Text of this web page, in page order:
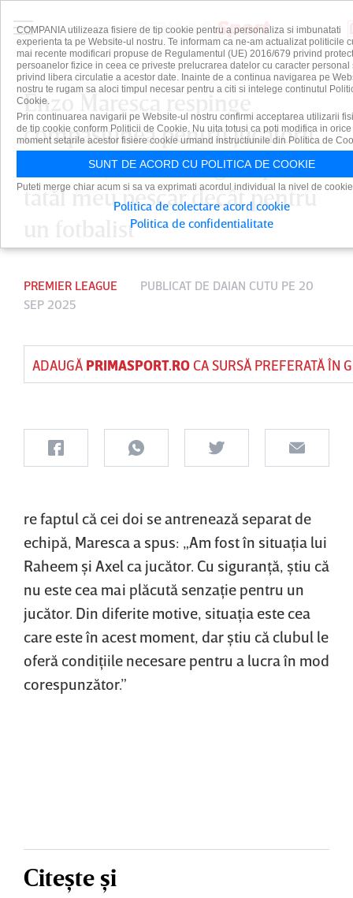
Enzo Maresca respinge
compasiunea pentru jucătorii
săi. ”Viaţa este mai grea pentru
tatăl meu pescar decât pentru
un fotbalist”
PREMIER LEAGUE PUBLICAT DE DAIAN CUTU PE 20
SEP 2025
ADAUGĂ PRIMASPORT.ROCA SURSĂ PREFERATĂ ÎN
re faptul că cei doi se antrenează separat de
echipă, Maresca a spus: „Am fost în situaţia lui
Raheem şi Axel ca jucător. Cu siguranţă, ştiu că
nu este cea mai plăcută senzaţie pentru un
jucător. Din diferite motive, situaţia este cea
care este în acest moment, dar ştiu că clubul le
oferă condiţiile necesare pentru a lucra în mod
corespunzător.”
Citește și
COMPANIA utilizeaza fisiere de tip cookie pentru a personaliza si imbunatati
experienta ta pe Website-ul nostru. Te informam ca ne-am actualizat politicile
mai recente modificari propuse de Regulamentul (UE) 2016/679 privind
persoanelor fizice in ceea ce priveste prelucrarea datelor cu caracter personal
privind libera circulatie a acestor date. Inainte de a continua navigarea pe
nostru te rugam sa aloci timpul necesar pentru a citi si intelege continutul
Cookie.
Prin continuarea navigarii pe Website-ul nostru confirmi acceptarea utilizarii
de tip cookie conform Politicii de Cookie. Nu uita totusi ca poti modifica in orice
moment setarile acestor fisiere cookie urmand instructiunile din Politica de
SUNT DE ACORD CU POLITICA DE COOKIE
Puteti merge chiar acum si sa va exprimati acordul individual la nivel de
Politica de colectare acord cookie
Politica de confidentialitate